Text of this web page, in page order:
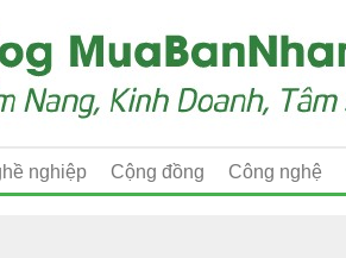
nghiệp Cộng đồng Công nghệ